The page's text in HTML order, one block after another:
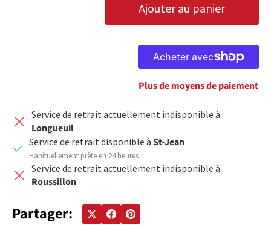
DIMINUER LA QUANTITÉ
AUGMENTER LA QUANTITÉ
Ajouter au panier
Plus de moyens de paiement
Service de retrait actuellement indisponible à
Longueuil
Service de retrait disponible à St-Jean
Habituellement prête en 24 heures
Service de retrait actuellement indisponible à
Roussillon
Partager: